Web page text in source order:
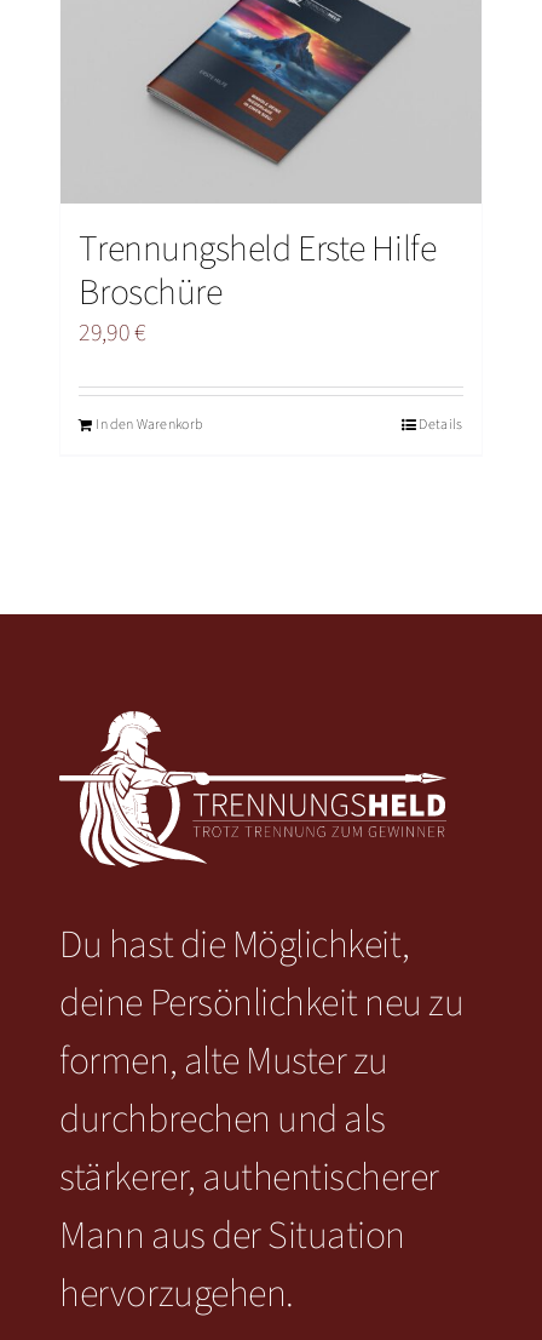
BLOG
VIDEO
ÜBER UNS
Trennungsheld Erste Hilfe
Broschüre
29,90€
In den Warenkorb Details
Du hast die Möglichkeit,
deine Persönlichkeit neu zu
formen, alte Muster zu
durchbrechen und als
stärkerer, authentischerer
Mann aus der Situation
hervorzugehen.